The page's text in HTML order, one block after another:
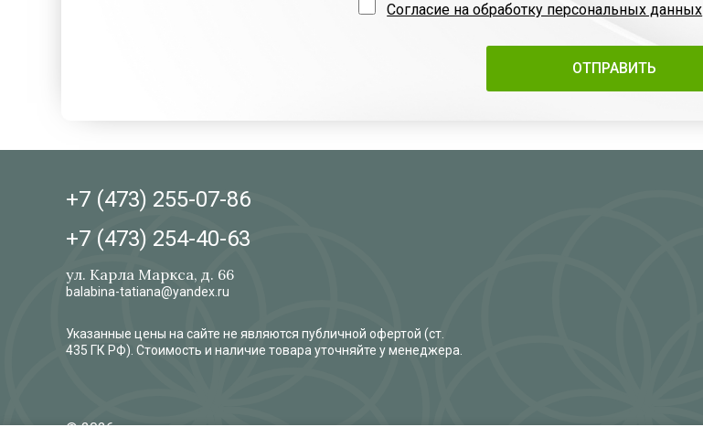
Согласие на обработку персональных данных
+7 (473) 255-07-86
+7 (473) 254-40-63
ул. Карла Маркса, д. 66
balabina-tatiana@yandex.ru
Указанные цены на сайте не являются публичной офертой (ст.
435 ГК РФ). Стоимость и наличие товара уточняйте у менеджера.